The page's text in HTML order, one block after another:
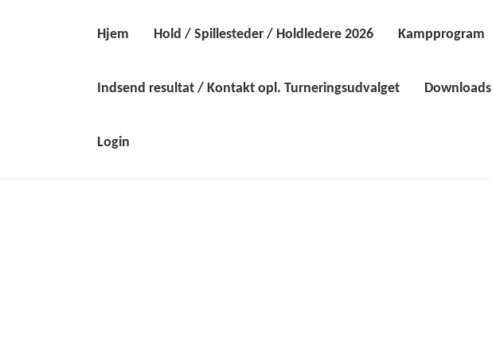
Hjem Hold / Spillesteder / Holdledere 2026 Kampprogram
Indsend resultat / Kontakt opl. Turneringsudvalget Downloads
Login